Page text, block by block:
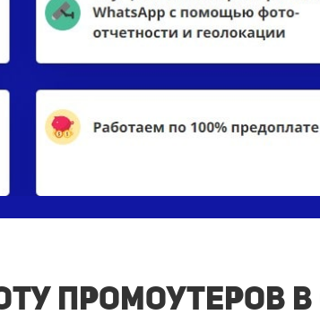
промоутеров